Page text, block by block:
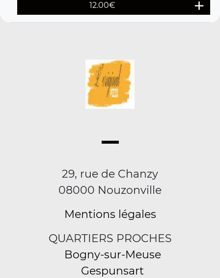
12.00€
29, rue de Chanzy
08000 Nouzonville
Mentions légales
QUARTIERS PROCHES
Bogny-sur-Meuse
Gespunsart